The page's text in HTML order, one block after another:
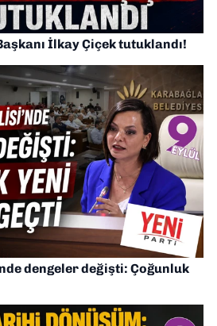
İlkay Çiçek tutuklandı!
dengeler değişti: Çoğunluk